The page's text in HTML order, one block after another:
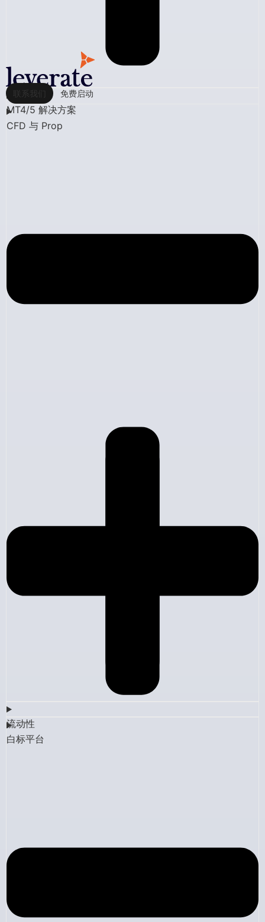
MT4/5 解决方案
流动性
联系我们 免费启动
CFD 与 Prop
白标平台